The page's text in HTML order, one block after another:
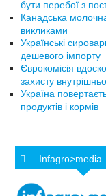
бути перебої з
Канадська
викликами
Українські
дешевого імпорту
Єврокомісія
захисту
Україна
продуктів і кормів
Infagro>media